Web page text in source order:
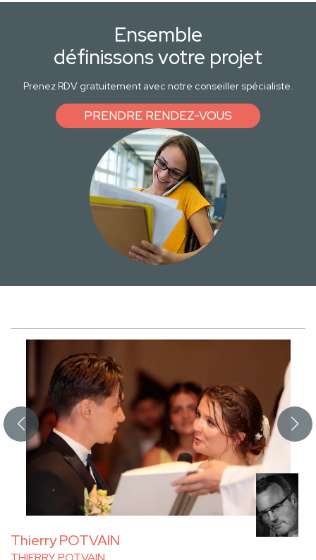
Ensemble
définissons votre projet
Prenez RDV gratuitement avec notre conseiller spécialiste.
PRENDRE RENDEZ-VOUS
Thierry POTVAIN